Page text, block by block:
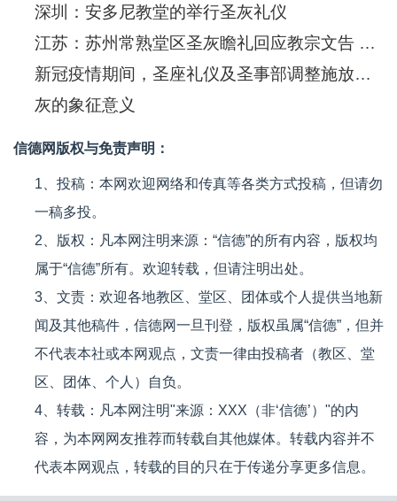
深圳：安多尼教堂的举行圣灰礼仪
江苏：苏州常熟堂区圣灰瞻礼回应教宗文告 祈祷、施舍、守斋是良药
新冠疫情期间，圣座礼仪及圣事部调整施放圣灰的方式
灰的象征意义
信德网版权与免责声明：
1、投稿：本网欢迎网络和传真等各类方式投稿，但请勿
一稿多投。
2、版权：凡本网注明来源：“信德”的所有内容，版权均
属于“信德”所有。欢迎转载，但请注明出处。
3、文责：欢迎各地教区、堂区、团体或个人提供当地新
闻及其他稿件，信德网一旦刊登，版权虽属“信德”，但并
不代表本社或本网观点，文责一律由投稿者（教区、堂
区、团体、个人）自负。
4、转载：凡本网注明"来源：XXX（非‘信德’）"的内
容，为本网网友推荐而转载自其他媒体。转载内容并不
代表本网观点，转载的目的只在于传递分享更多信息。